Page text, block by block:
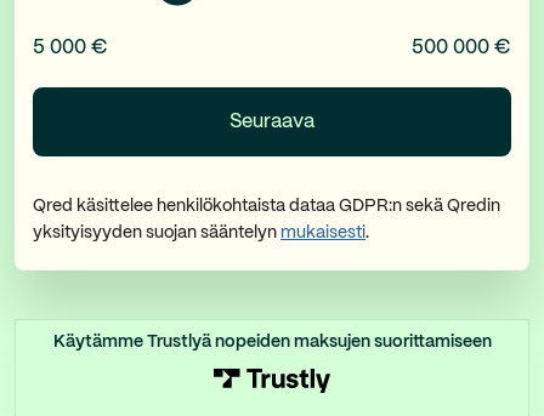
5 000 € 500 000 €
Qred käsittelee henkilökohtaista dataa GDPR:n sekä Qredin
yksityisyyden suojan sääntelyn mukaisesti.
Käytämme Trustlyä nopeiden maksujen suorittamiseen